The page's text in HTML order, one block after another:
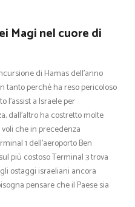
Magi nel cuore di
di Hamas dell’anno
tanto perché ha reso pericoloso
l’assist a Israele per
dall’altro ha costretto molte
che in precedenza
1 dell’aeroporto Ben
più costoso Terminal 3 trova
ostaggi israeliani ancora
pensare che il Paese sia